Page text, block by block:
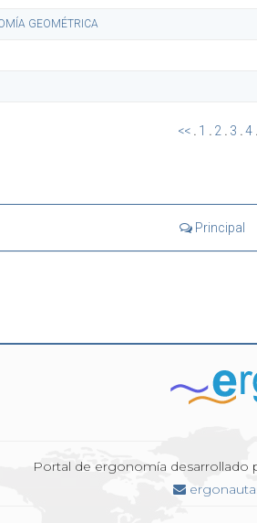
GEOMÉTRICA
<<. 1 . 2 . 3 . 4.
Principal
Portal de ergonomía desarrollado